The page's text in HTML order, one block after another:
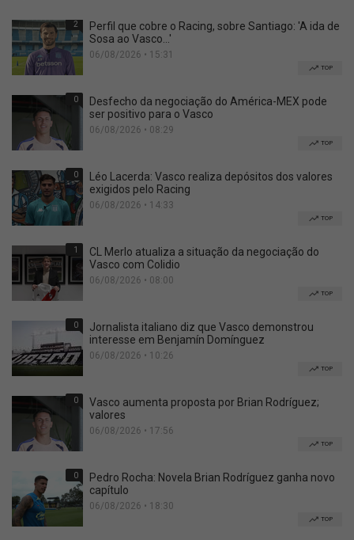
2
Perfil que cobre o Racing, sobre Santiago: 'A ida de
Sosa ao Vasco...'
06/08/2026 • 15:31
TOP
0
Desfecho da negociação do América-MEX pode
ser positivo para o Vasco
06/08/2026 • 08:29
TOP
0
Léo Lacerda: Vasco realiza depósitos dos valores
exigidos pelo Racing
06/08/2026 • 14:33
TOP
1
CL Merlo atualiza a situação da negociação do
Vasco com Colidio
06/08/2026 • 08:00
TOP
0
Jornalista italiano diz que Vasco demonstrou
interesse em Benjamín Domínguez
06/08/2026 • 10:26
TOP
0
Vasco aumenta proposta por Brian Rodríguez;
valores
06/08/2026 • 17:56
TOP
0
Pedro Rocha: Novela Brian Rodríguez ganha novo
capítulo
06/08/2026 • 18:30
TOP